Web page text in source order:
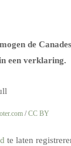
de
een verklaring.
/CC BY
te laten